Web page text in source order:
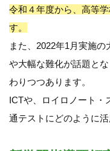
令和４年度から、高等
す。
また、2022年1月実施
や大幅な難化が話題と
わりつつあります。
ICTや、ロイロノート・
通テストにどのように